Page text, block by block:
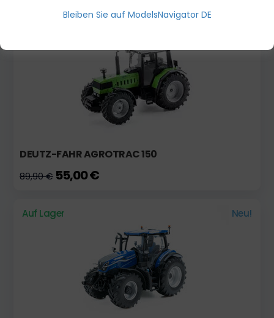
DEUTZ-FAHR AGROTRAC 150
89,90 € 55,00 €
Auf Lager Neu!
Bleiben Sie auf ModelsNavigator DE